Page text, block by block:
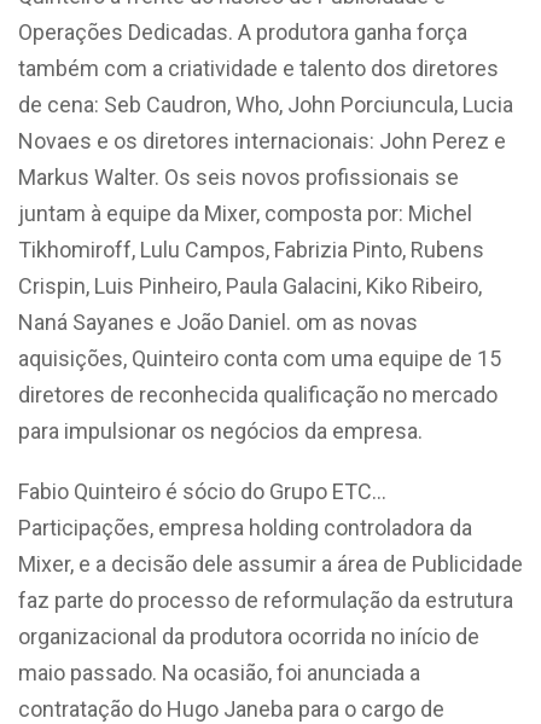
Operações Dedicadas. A produtora ganha força
também com a criatividade e talento dos diretores
de cena: Seb Caudron, Who, John Porciuncula, Lucia
Novaes e os diretores internacionais: John Perez e
Markus Walter. Os seis novos profissionais se
juntam à equipe da Mixer, composta por: Michel
Tikhomiroff, Lulu Campos, Fabrizia Pinto, Rubens
Crispin, Luis Pinheiro, Paula Galacini, Kiko Ribeiro,
Naná Sayanes e João Daniel. om as novas
aquisições, Quinteiro conta com uma equipe de 15
diretores de reconhecida qualificação no mercado
para impulsionar os negócios da empresa.
Fabio Quinteiro é sócio do Grupo ETC…
Participações, empresa holding controladora da
Mixer, e a decisão dele assumir a área de Publicidade
faz parte do processo de reformulação da estrutura
organizacional da produtora ocorrida no início de
maio passado. Na ocasião, foi anunciada a
contratação do Hugo Janeba para o cargo de